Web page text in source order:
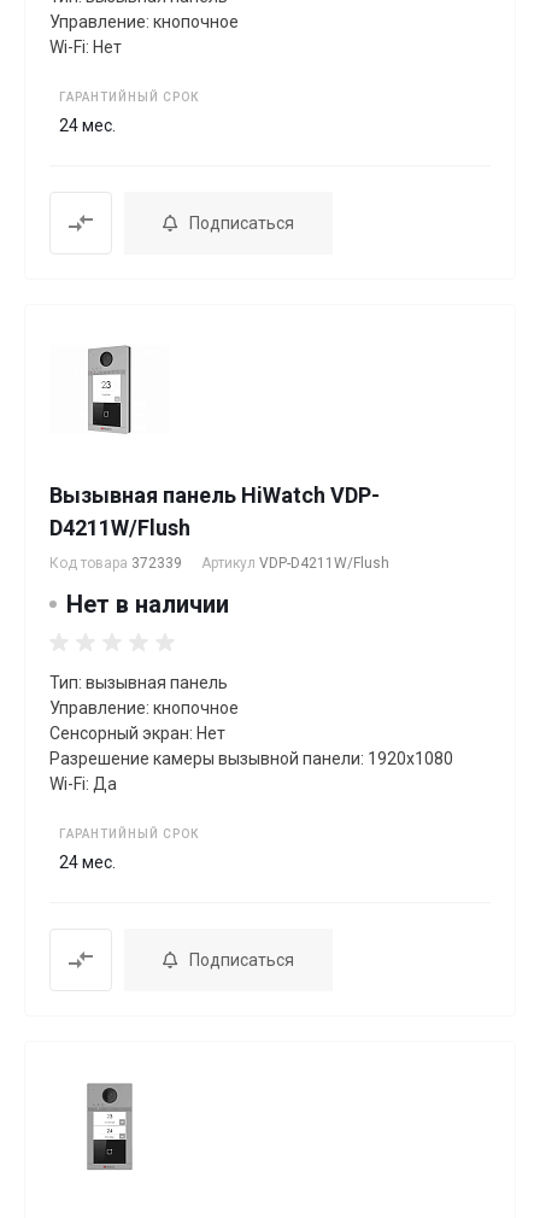
Управление: кнопочное
Wi-Fi: Нет
ГАРАНТИЙНЫЙ СРОК
24 мес.
Подписаться
Вызывная панель HiWatch VDP-
D4211W/Flush
Код товара 372339 Артикул VDP-D4211W/Flush
Нет в наличии
Тип: вызывная панель
Управление: кнопочное
Сенсорный экран: Нет
Разрешение камеры вызывной панели: 1920x1080
Wi-Fi: Да
ГАРАНТИЙНЫЙ СРОК
24 мес.
Подписаться